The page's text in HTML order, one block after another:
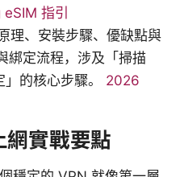
指引
理、安裝步驟、優缺點與
綁定流程，涉及「掃描
的核心步驟。 2026
網實戰要點